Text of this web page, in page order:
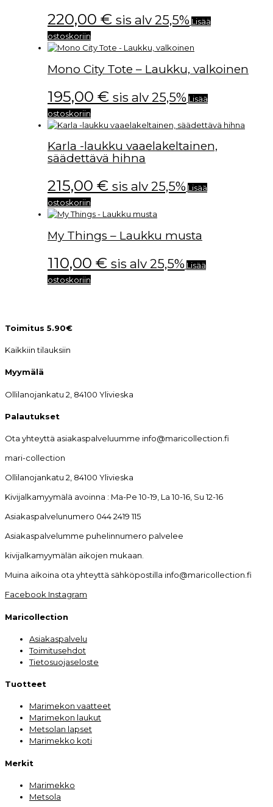
220,00 € sis alv 25,5% Lisää
ostoskoriin
Mono City Tote – Laukku, valkoinen
195,00 € sis alv 25,5% Lisää
ostoskoriin
Karla -laukku vaaelakeltainen,
säädettävä hihna
215,00 € sis alv 25,5% Lisää
ostoskoriin
My Things – Laukku musta
110,00 € sis alv 25,5% Lisää
ostoskoriin
Toimitus 5.90€
Kaikkiin tilauksiin
Myymälä
Ollilanojankatu 2, 84100 Ylivieska
Palautukset
Ota yhteyttä asiakaspalveluumme info@maricollection.fi
mari-collection
Ollilanojankatu 2, 84100 Ylivieska
Kivijalkamyymälä avoinna : Ma-Pe 10-19, La 10-16, Su 12-16
Asiakaspalvelunumero 044 2419 115
Asiakaspalvelumme puhelinnumero palvelee
kivijalkamyymälän aikojen mukaan.
Muina aikoina ota yhteyttä sähköpostilla info@maricollection.fi
Facebook Instagram
Maricollection
Asiakaspalvelu
Toimitusehdot
Tietosuojaseloste
Tuotteet
Marimekon vaatteet
Marimekon laukut
Metsolan lapset
Marimekko koti
Merkit
Marimekko
Metsola